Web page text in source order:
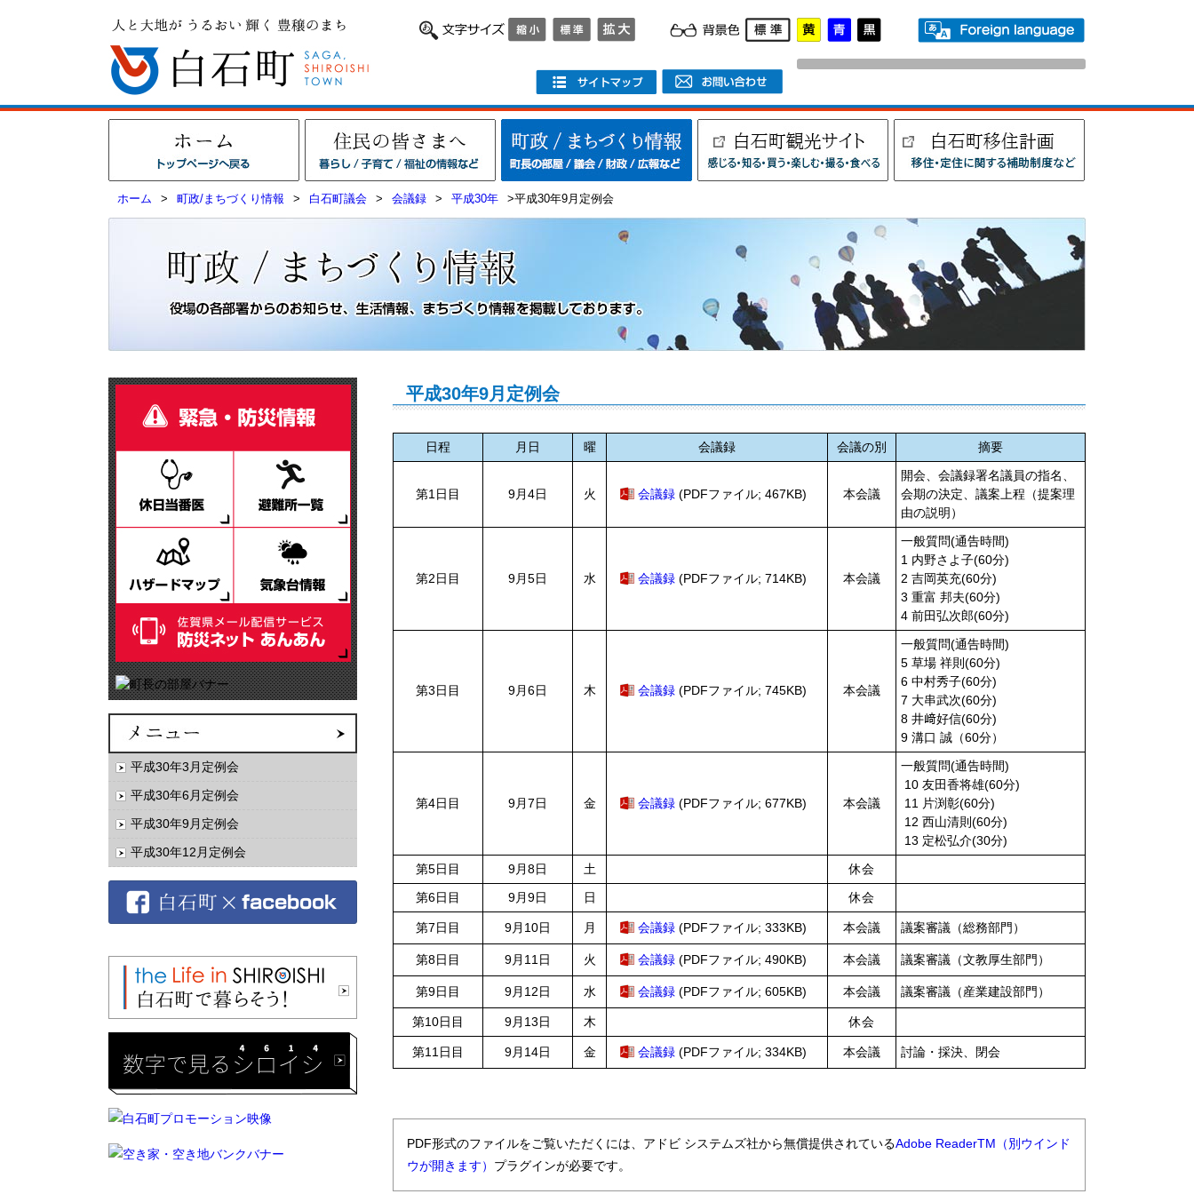
ホーム > 町政/まちづくり情報 > 白石町議会 > 会議録 > 平成30年 >平成30年9月定例会
平成30年3月定例会
平成30年6月定例会
平成30年9月定例会
平成30年12月定例会
平成30年9月定例会
日程 月日 曜 会議録 会議の別 摘要
第1日目 9月4日 火 会議録 (PDFファイル; 467KB) 本会議
開会、会議録署名議員の指名、
会期の決定、議案上程（提案理
由の説明）
第2日目 9月5日 水 会議録 (PDFファイル; 714KB) 本会議
一般質問(通告時間)
1 内野さよ子(60分)
2 吉岡英充(60分)
3 重富 邦夫(60分)
4 前田弘次郎(60分)
第3日目 9月6日 木 会議録 (PDFファイル; 745KB) 本会議
一般質問(通告時間)
5 草場 祥則(60分)
6 中村秀子(60分)
7 大串武次(60分)
8 井﨑好信(60分)
9 溝口 誠（60分）
第4日目 9月7日 金 会議録 (PDFファイル; 677KB) 本会議
一般質問(通告時間)
10 友田香将雄(60分)
11 片渕彰(60分)
12 西山清則(60分)
13 定松弘介(30分)
第5日目
9月8日 土
休会
第6日目
9月9日 日 休会
第7日目 9月10日 月 会議録 (PDFファイル; 333KB) 本会議 議案審議（総務部門）
第8日目 9月11日 火 会議録 (PDFファイル; 490KB) 本会議 議案審議（文教厚生部門）
第9日目 9月12日 水 会議録 (PDFファイル; 605KB) 本会議 議案審議（産業建設部門）
第10日目 9月13日 木 休会
第11日目 9月14日 金 会議録 (PDFファイル; 334KB) 本会議 討論・採決、閉会
PDF形式のファイルをご覧いただくには、アドビ システムズ社から無償提供されているAdobe ReaderTM（別ウインド
ウが開きます） プラグインが必要です。